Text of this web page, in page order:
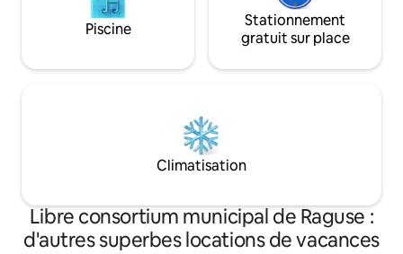
Piscine
Stationnement
gratuit sur place
Climatisation
Libre consortium municipal de Raguse :
d'autres superbes locations de vacances